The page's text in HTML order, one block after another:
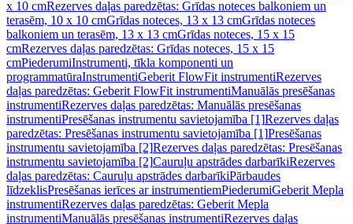
x 10 cmRezerves daļas paredzētas: Grīdas noteces balkoniem un
terasēm, 10 x 10 cmGrīdas noteces, 13 x 13 cmGrīdas noteces
balkoniem un terasēm, 13 x 13 cmGrīdas noteces, 15 x 15
cmRezerves daļas paredzētas: Grīdas noteces, 15 x 15
cmPiederumiInstrumenti, tīkla komponenti un
programmatūraInstrumentiGeberit FlowFit instrumentiRezerves
daļas paredzētas: Geberit FlowFit instrumentiManuālās presēšanas
instrumentiRezerves daļas paredzētas: Manuālās presēšanas
instrumentiPresēšanas instrumentu savietojamība [1]Rezerves daļas
paredzētas: Presēšanas instrumentu savietojamība [1]Presēšanas
instrumentu savietojamība [2]Rezerves daļas paredzētas: Presēšanas
instrumentu savietojamība [2]Cauruļu apstrādes darbarīkiRezerves
daļas paredzētas: Cauruļu apstrādes darbarīkiPārbaudes
līdzeklisPresēšanas ierīces ar instrumentiemPiederumiGeberit Mepla
instrumentiRezerves daļas paredzētas: Geberit Mepla
instrumentiManuālās presēšanas instrumentiRezerves daļas